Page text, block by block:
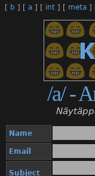
[ b ] [ a ] [ int ] [ meta ]
/a/ -
Name
Email
Subject